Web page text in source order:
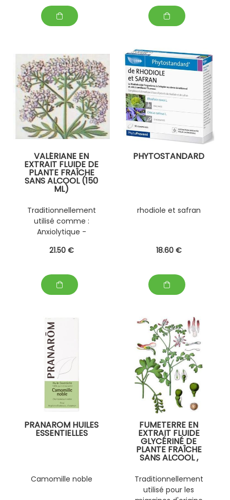
Infections urinaires
récidivantes,
prévention des
VALÉRIANE EN
EXTRAIT FLUIDE DE
PLANTE FRAÎCHE
SANS ALCOOL (150
ML)
PERSONNALISABLE
AVEC D'AUTRES
PLANTES FRAÎCHES
(EPS)
Traditionnellement
utilisé comme :
Anxiolytique -
Myorelaxante
21.50 €
PHYTOSTANDARD
rhodiole et safran
18.60 €
PRANAROM HUILES
ESSENTIELLES
Camomille noble
FUMETERRE EN
EXTRAIT FLUIDE
GLYCÉRINÉ DE
PLANTE FRAÎCHE
SANS ALCOOL ,
AVEC D' AUTRES
PLANTES FRAÎCHES
(EPS)
Traditionnellement
utilisé pour les